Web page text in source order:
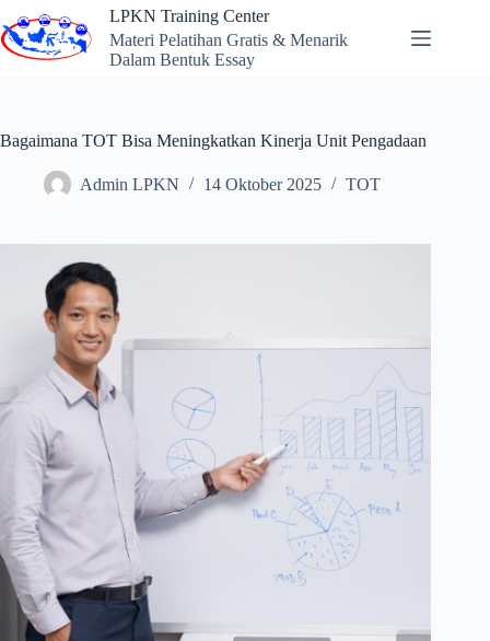
to
content
LPKN Training Center
Materi Pelatihan Gratis & Menarik
Dalam Bentuk Essay
Bagaimana TOT Bisa Meningkatkan Kinerja Unit Pengadaan
Admin LPKN 14 Oktober 2025 TOT